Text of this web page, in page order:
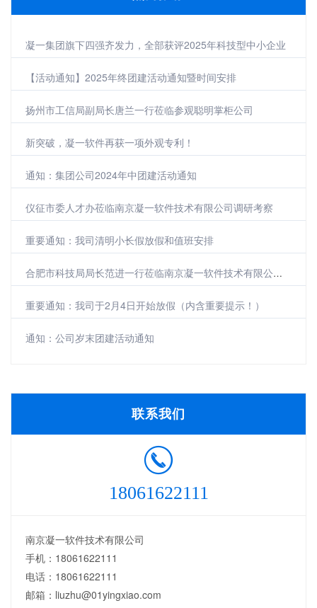
凝一集团旗下四强齐发力，全部获评2025年科技型中小企业
【活动通知】2025年终团建活动通知暨时间安排
扬州市工信局副局长唐兰一行莅临参观聪明掌柜公司
新突破，凝一软件再获一项外观专利！
通知：集团公司2024年中团建活动通知
仪征市委人才办莅临南京凝一软件技术有限公司调研考察
重要通知：我司清明小长假放假和值班安排
合肥市科技局局长范进一行莅临南京凝一软件技术有限公司参观调研
重要通知：我司于2月4日开始放假（内含重要提示！）
通知：公司岁末团建活动通知
联系我们
18061622111
南京凝一软件技术有限公司
手机：18061622111
电话：18061622111
邮箱：liuzhu@01yingxiao.com